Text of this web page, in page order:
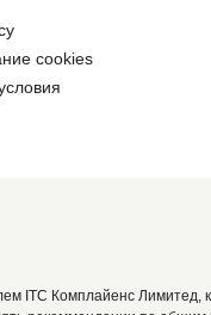
cookies
ITC Комплайенс Лимитед,